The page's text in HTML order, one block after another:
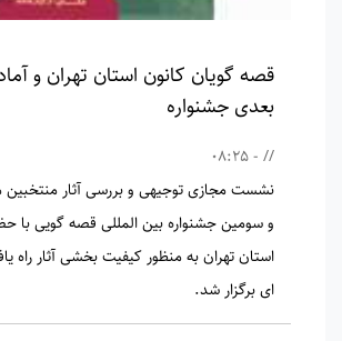
قصه گویان کانون استان تهران و
بعدی جشنواره
// - 08:25
نشست مجازی توجیهی و بررسی آثار منتخبین
و سومین جشنواره بین المللی قصه گویی با
استان تهران به منظور کیفیت بخشی آثار راه
ای برگزار شد.